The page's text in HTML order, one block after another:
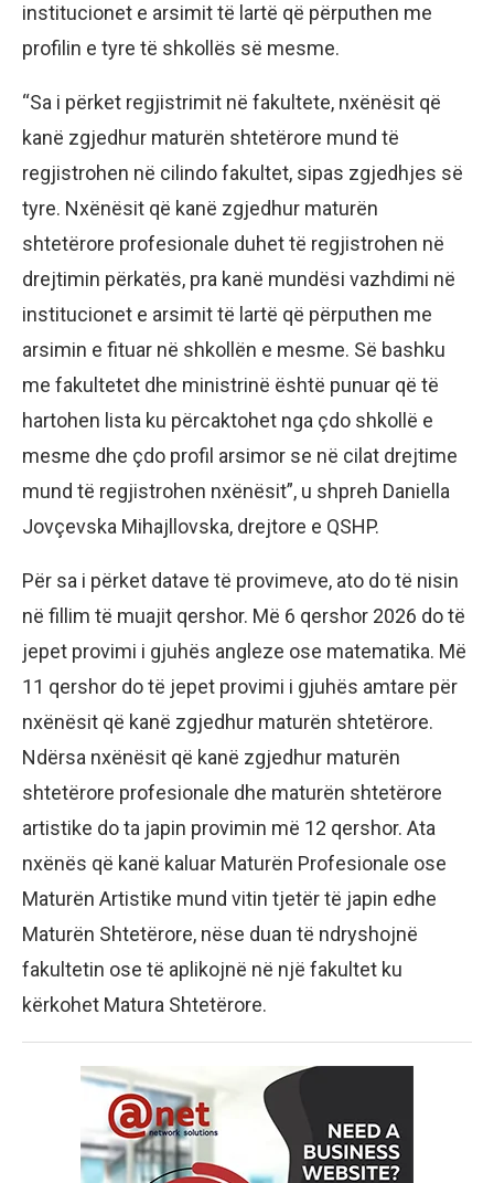
institucionet e arsimit të lartë që përputhen me
profilin e tyre të shkollës së mesme.
“Sa i përket regjistrimit në fakultete, nxënësit që
kanë zgjedhur maturën shtetërore mund të
regjistrohen në cilindo fakultet, sipas zgjedhjes së
tyre. Nxënësit që kanë zgjedhur maturën
shtetërore profesionale duhet të regjistrohen në
drejtimin përkatës, pra kanë mundësi vazhdimi në
institucionet e arsimit të lartë që përputhen me
arsimin e fituar në shkollën e mesme. Së bashku
me fakultetet dhe ministrinë është punuar që të
hartohen lista ku përcaktohet nga çdo shkollë e
mesme dhe çdo profil arsimor se në cilat drejtime
mund të regjistrohen nxënësit”, u shpreh Daniella
Jovçevska Mihajllovska, drejtore e QSHP.
Për sa i përket datave të provimeve, ato do të nisin
në fillim të muajit qershor. Më 6 qershor 2026 do të
jepet provimi i gjuhës angleze ose matematika. Më
11 qershor do të jepet provimi i gjuhës amtare për
nxënësit që kanë zgjedhur maturën shtetërore.
Ndërsa nxënësit që kanë zgjedhur maturën
shtetërore profesionale dhe maturën shtetërore
artistike do ta japin provimin më 12 qershor. Ata
nxënës që kanë kaluar Maturën Profesionale ose
Maturën Artistike mund vitin tjetër të japin edhe
Maturën Shtetërore, nëse duan të ndryshojnë
fakultetin ose të aplikojnë në një fakultet ku
kërkohet Matura Shtetërore.